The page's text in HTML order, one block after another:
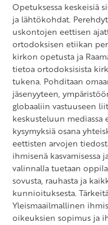
Opetuksessa keskeisiä
ja lähtökohdat.
uskontojen eettisen
ortodoksisen etiikan
kirkon opetusta ja
tietoa ortodoksisista
tukena. Pohditaan
jäsenyyteen,
globaaliin vastuuseen
keskusteluun mediassa
kysymyksiä osana
eettisten arvojen
ihmisenä kasvamisessa
valinnalla tuetaan
sovusta, rauhasta ja
kunnioituksesta.
Yleismaailmallinen
oikeuksien sopimus ja